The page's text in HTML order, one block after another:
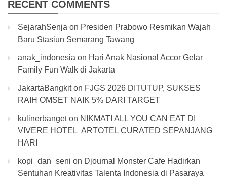
RECENT COMMENTS
SejarahSenja on Presiden Prabowo Resmikan Wajah
Baru Stasiun Semarang Tawang
anak_indonesia on Hari Anak Nasional Accor Gelar
Family Fun Walk di Jakarta
JakartaBangkiton FJGS 2026 DITUTUP, SUKSES
RAIH OMSET NAIK 5% DARI TARGET
kulinerbangeton NIKMATI ALL YOU CAN EAT DI
VIVERE HOTEL ARTOTEL CURATED SEPANJANG
HARI
kopi_dan_seni on Djournal Monster Cafe Hadirkan
Sentuhan Kreativitas Talenta Indonesia di Pasaraya